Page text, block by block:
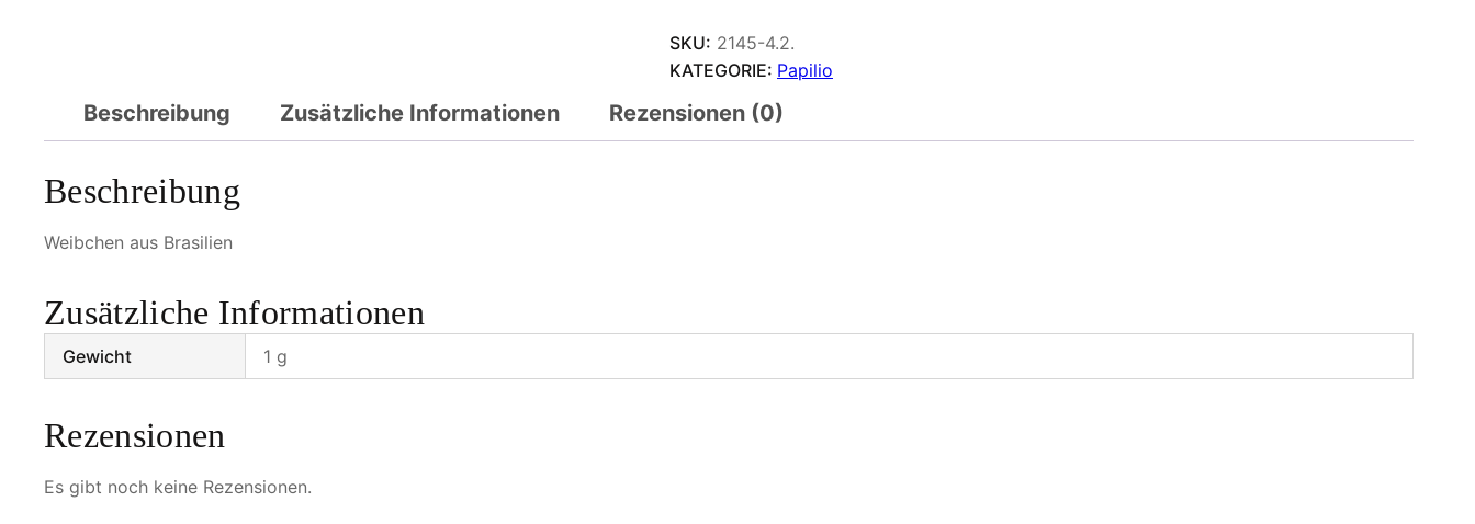
SKU: 2145-4.2.
KATEGORIE: Papilio
Beschreibung Zusätzliche Informationen Rezensionen (0)
Beschreibung
Weibchen aus Brasilien
Zusätzliche Informationen
Gewicht 1 g
Rezensionen
Es gibt noch keine Rezensionen.